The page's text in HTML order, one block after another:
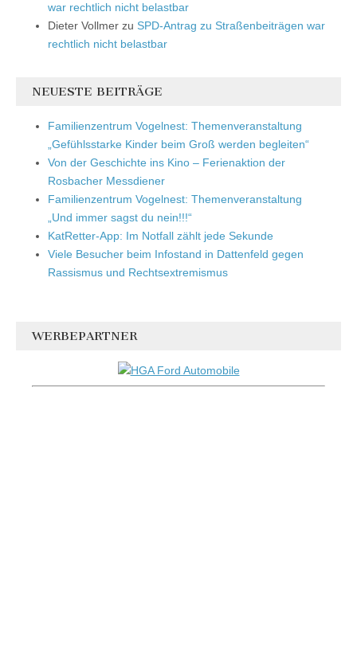
war rechtlich nicht belastbar
Dieter Vollmer zu SPD-Antrag zu Straßenbeiträgen war
rechtlich nicht belastbar
NEUESTE BEITRÄGE
Familienzentrum Vogelnest: Themenveranstaltung
„Gefühlsstarke Kinder beim Groß werden begleiten“
Von der Geschichte ins Kino – Ferienaktion der
Rosbacher Messdiener
Familienzentrum Vogelnest: Themenveranstaltung
„Und immer sagst du nein!!!“
KatRetter-App: Im Notfall zählt jede Sekunde
Viele Besucher beim Infostand in Dattenfeld gegen
Rassismus und Rechtsextremismus
WERBEPARTNER